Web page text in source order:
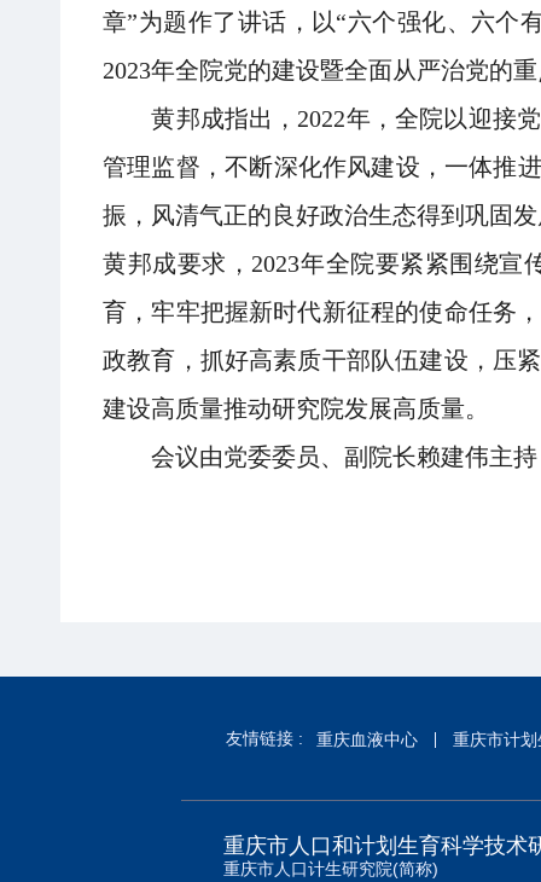
章”为题作了讲话，以“六个强化、六个
2023年全院党的建设暨全面从严治党的
黄邦成指出，2022年，全院以迎接党
管理监督，不断深化作风建设，一体推
振，风清气正的良好政治生态得到巩固
黄邦成要求，2023年全院要紧紧围绕
育，牢牢把握新时代新征程的使命任务
政教育，抓好高素质干部队伍建设，压
建设高质量推动研究院发展高质量。
会议由党委委员、副院长赖建伟主持
友情链接 : 重庆血液中心 重庆市计
重庆市人口和计划生育科学技术
重庆市人口计生研究院(简称)